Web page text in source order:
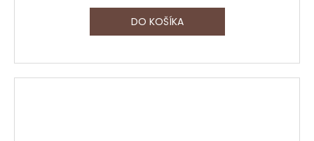
DO KOŠÍKA